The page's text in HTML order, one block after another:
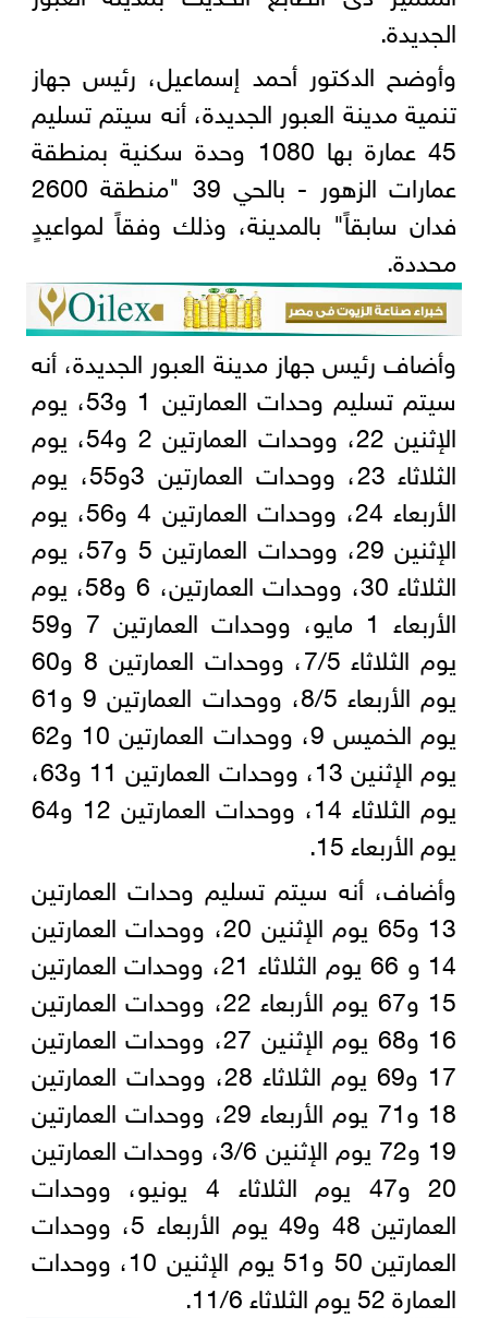
الجديدة.
وأوضح الدكتور أحمد إسماعيل، رئيس جهاز
تنمية مدينة العبور الجديدة، أنه سيتم تسليم
45 عمارة بها 1080 وحدة سكنية بمنطقة
عمارات الزهور - بالحي 39 "منطقة 2600
فدان سابقاً" بالمدينة، وذلك وفقاً لمواعيدٍ
محددة.
وأضاف رئيس جهاز مدينة العبور الجديدة، أنه
سيتم تسليم وحدات العمارتين 1 و53، يوم
الإثنين 22، ووحدات العمارتين 2 و54، يوم
الثلاثاء 23، ووحدات العمارتين 3و55، يوم
الأربعاء 24، ووحدات العمارتين 4 و56، يوم
الإثنين 29، ووحدات العمارتين 5 و57، يوم
الثلاثاء 30، ووحدات العمارتين، 6 و58، يوم
الأربعاء 1 مايو، ووحدات العمارتين 7 و59
يوم الثلاثاء 7/5، ووحدات العمارتين 8 و60
يوم الأربعاء 8/5، ووحدات العمارتين 9 و61
يوم الخميس 9، ووحدات العمارتين 10 و62
يوم الإثنين 13، ووحدات العمارتين 11 و63،
يوم الثلاثاء 14، ووحدات العمارتين 12 و64
يوم الأربعاء 15.
وأضاف، أنه سيتم تسليم وحدات العمارتين
13 و65 يوم الإثنين 20، ووحدات العمارتين
14 و 66 يوم الثلاثاء 21، ووحدات العمارتين
15 و67 يوم الأربعاء 22، ووحدات العمارتين
16 و68 يوم الإثنين 27، ووحدات العمارتين
17 و69 يوم الثلاثاء 28، ووحدات العمارتين
18 و71 يوم الأربعاء 29، ووحدات العمارتين
19 و72 يوم الإثنين 3/6، ووحدات العمارتين
20 و47 يوم الثلاثاء 4 يونيو، ووحدات
العمارتين 48 و49 يوم الأربعاء 5، ووحدات
العمارتين 50 و51 يوم الإثنين 10، ووحدات
العمارة 52 يوم الثلاثاء 11/6.